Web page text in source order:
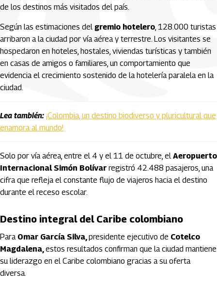
de los destinos más visitados del país.
Según las estimaciones del gremio hotelero, 128.000 turistas
arribaron a la ciudad por vía aérea y terrestre. Los visitantes se
hospedaron en hoteles, hostales, viviendas turísticas y también
en casas de amigos o familiares, un comportamiento que
evidencia el crecimiento sostenido de la hotelería paralela en la
ciudad.
Lea también: ¡Colombia, un destino biodiverso y pluricultural que
enamora al mundo!
Solo por vía aérea, entre el 4 y el 11 de octubre, el Aeropuerto
Internacional Simón Bolívar registró 42.488 pasajeros, una
cifra que refleja el constante flujo de viajeros hacia el destino
durante el receso escolar.
Destino integral del Caribe colombiano
Para Omar García Silva,presidente ejecutivo de Cotelco
Magdalena,estos resultados confirman que la ciudad mantiene
su liderazgo en el Caribe colombiano gracias a su oferta
diversa.